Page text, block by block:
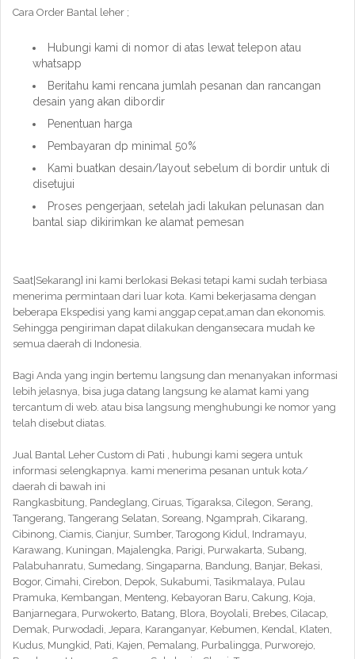
Cara Order Bantal leher ;
Hubungi kami di nomor di atas lewat telepon atau
whatsapp
Beritahu kami rencana jumlah pesanan dan rancangan
desain yang akan dibordir
Penentuan harga
Pembayaran dp minimal 50%
Kami buatkan desain/layout sebelum di bordir untuk di
disetujui
Proses pengerjaan, setelah jadi lakukan pelunasan dan
bantal siap dikirimkan ke alamat pemesan
Saat|Sekarang} ini kami berlokasi Bekasi tetapi kami sudah terbiasa
menerima permintaan dari luar kota. Kami bekerjasama dengan
beberapa Ekspedisi yang kami anggap cepat,aman dan ekonomis.
Sehingga pengiriman dapat dilakukan dengansecara mudah ke
semua daerah di Indonesia.
Bagi Anda yang ingin bertemu langsung dan menanyakan informasi
lebih jelasnya, bisa juga datang langsung ke alamat kami yang
tercantum di web. atau bisa langsung menghubungi ke nomor yang
telah disebut diatas.
Jual Bantal Leher Custom di Pati , hubungi kami segera untuk
informasi selengkapnya. kami menerima pesanan untuk kota/
daerah di bawah ini
Rangkasbitung, Pandeglang, Ciruas, Tigaraksa, Cilegon, Serang,
Tangerang, Tangerang Selatan, Soreang, Ngamprah, Cikarang,
Cibinong, Ciamis, Cianjur, Sumber, Tarogong Kidul, Indramayu,
Karawang, Kuningan, Majalengka, Parigi, Purwakarta, Subang,
Palabuhanratu, Sumedang, Singaparna, Bandung, Banjar, Bekasi,
Bogor, Cimahi, Cirebon, Depok, Sukabumi, Tasikmalaya, Pulau
Pramuka, Kembangan, Menteng, Kebayoran Baru, Cakung, Koja,
Banjarnegara, Purwokerto, Batang, Blora, Boyolali, Brebes, Cilacap,
Demak, Purwodadi, Jepara, Karanganyar, Kebumen, Kendal, Klaten,
Kudus, Mungkid, Pati, Kajen, Pemalang, Purbalingga, Purworejo,